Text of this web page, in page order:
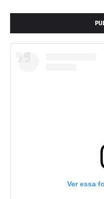
Ver essa